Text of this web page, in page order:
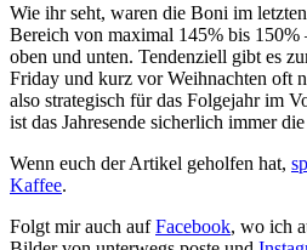
Wie ihr seht, waren die Boni im
Bereich von maximal 145% bis 150%
oben und unten. Tendenziell gibt es
Friday und kurz vor Weihnachten oft
also strategisch für das Folgejahr im
ist das Jahresende sicherlich immer
Wenn euch der Artikel geholfen hat,
Kaffee.
Folgt mir auch aufFacebook, wo ich